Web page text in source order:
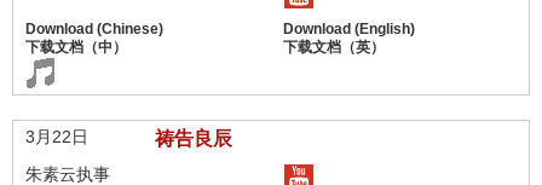
3月22日 祷告良辰
朱素云执事